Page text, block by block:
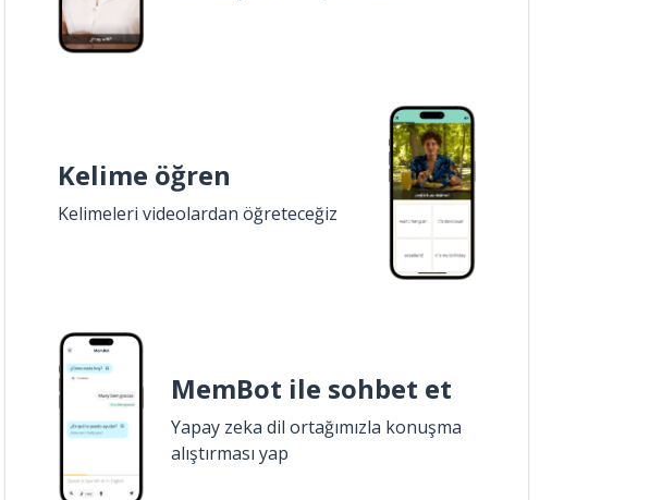
Kelime öğren
Kelimeleri videolardan öğreteceğiz
MemBot ile sohbet et
Yapay zeka dil ortağımızla konuşma
alıştırması yap